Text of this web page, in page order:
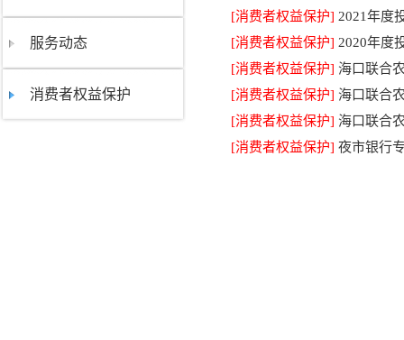
服务动态
消费者权益保护
[消费者权益保护] 2021年度
[消费者权益保护] 2020年度
[消费者权益保护] 海口联合
[消费者权益保护] 海口联合
[消费者权益保护] 海口联合
[消费者权益保护] 夜市银行